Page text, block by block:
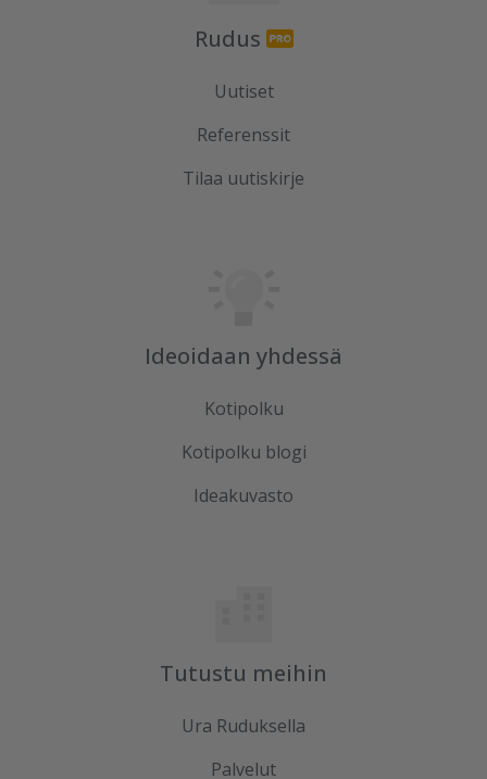
Rudus
Uutiset
Referenssit
Tilaa uutiskirje
Ideoidaan yhdessä
Kotipolku
Kotipolku blogi
Ideakuvasto
Tutustu meihin
Ura Ruduksella
Palvelut